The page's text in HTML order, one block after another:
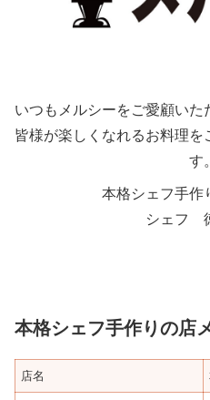
いつもメルシーをご愛顧いた
皆様が楽しくなれるお料理を
す。
本格シェフ手作
シェフ
本格シェフ手作りの店
店名